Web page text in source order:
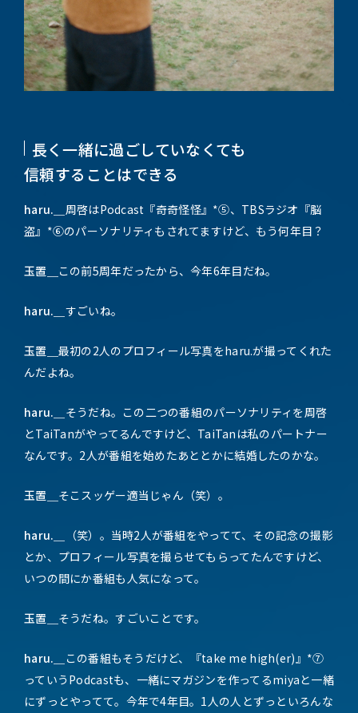
長く一緒に過ごしていなくても
信頼することはできる
haru.＿ 周啓はPodcast『奇奇怪怪』*⑤、TBSラジオ『脳
盗』*⑥のパーソナリティもされてますけど、もう何年目？
玉置＿ この前5周年だったから、今年6年目だね。
haru.＿ すごいね。
玉置＿ 最初の2人のプロフィール写真をharu.が撮ってくれた
んだよね。
haru.＿ そうだね。この二つの番組のパーソナリティを周啓
とTaiTanがやってるんですけど、TaiTanは私のパートナー
なんです。2人が番組を始めたあととかに結婚したのかな。
玉置＿ そこスッゲー適当じゃん（笑）。
haru.＿
（笑）。当時2人が番組をやってて、その記念の撮影
とか、プロフィール写真を撮らせてもらってたんですけど、
いつの間にか番組も人気になって。
玉置＿ そうだね。すごいことです。
haru.＿
この番組もそうだけど、『take me high(er)』*⑦
っていうPodcastも、一緒にマガジンを作ってるmiyaと一緒
にずっとやってて。今年で4年目。1人の人とずっといろんな